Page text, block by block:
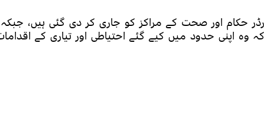
حکام اور صحت کے مراکز کو جاری کر دی گئی ہیں، جبکہ
وہ اپنی حدود میں کیے گئے احتیاطی اور تیاری کے